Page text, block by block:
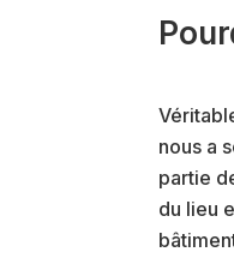
nous a
partie
du lieu